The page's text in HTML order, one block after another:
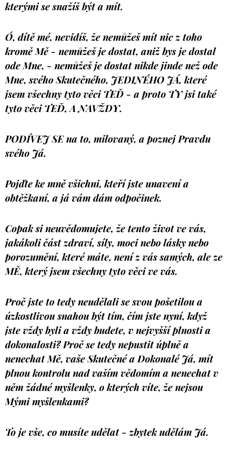
kterými se snažíš být a mít.
Ó, dítě mé, nevidíš, že nemůžeš mít nic z toho
kromě Mě - nemůžeš je dostat, aniž bys je dostal
ode Mne, - nemůžeš je dostat nikde jinde než ode
Mne, svého Skutečného, JEDINÉHO JÁ, které
jsem všechny tyto věci TEĎ - a proto TY jsi také
tyto věci TEĎ, A NAVŽDY.
PODÍVEJ SE na to, milovaný, a poznej Pravdu
svého Já.
Pojďte ke mně všichni, kteří jste unavení a
obtěžkaní, a já vám dám odpočinek.
Copak si neuvědomujete, že tento život ve vás,
jakákoli část zdraví, síly, moci nebo lásky nebo
porozumění, které máte, není z vás samých, ale ze
MĚ, který jsem všechny tyto věci ve vás.
Proč jste to tedy neudělali se svou pošetilou a
úzkostlivou snahou být tím, čím jste nyní, když
jste vždy byli a vždy budete, v nejvyšší plnosti a
dokonalosti? Proč se tedy nepustit úplně a
nenechat Mě, vaše Skutečné a Dokonalé Já, mít
plnou kontrolu nad vaším vědomím a nenechat v
něm žádné myšlenky, o kterých víte, že nejsou
Mými myšlenkami?
To je vše, co musíte udělat - zbytek udělám Já.